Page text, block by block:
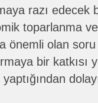
razı edecek
toparlanma
önemli olan
bir katkısı